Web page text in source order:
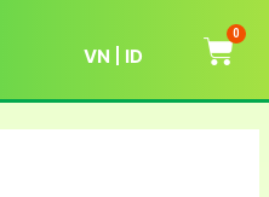
VN ID
0